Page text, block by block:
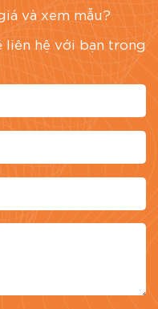
và xem mẫu?
hệ với bạn trong